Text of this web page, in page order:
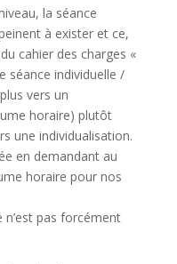
la séance
à exister et ce,
cahier des charges «
séance individuelle /
vers un
horaire) plutôt
une individualisation.
en demandant au
horaire pour nos
n’est pas forcément